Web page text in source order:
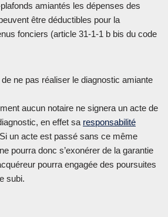
amiantés les dépenses des
être déductibles pour la
fonciers (article 31-1-1 b bis du code
ne pas réaliser le diagnostic amiante
aucun notaire ne signera un acte de
en effet sa responsabilité
un acte est passé sans ce même
pourra donc s’exonérer de la garantie
pourra engagée des poursuites
subi.